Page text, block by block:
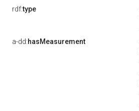
rdf:type
a-dd:hasMeasurement